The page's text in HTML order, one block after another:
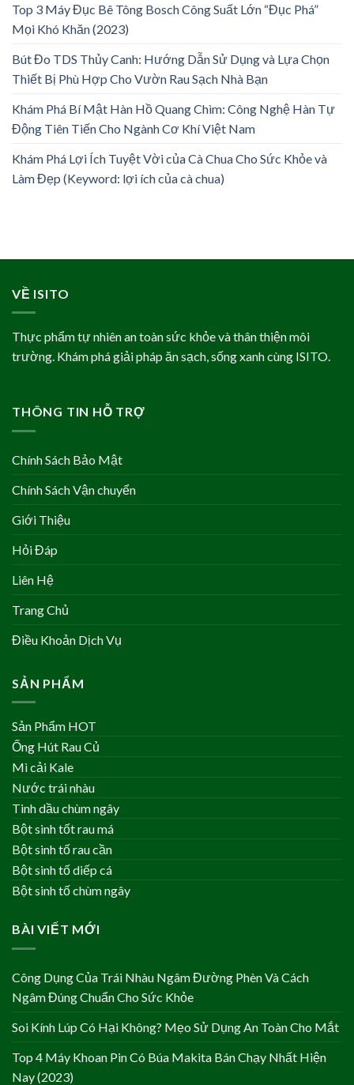
Top 3 Máy Đục Bê Tông Bosch Công Suất Lớn “Đục Phá”
Mọi Khó Khăn (2023)
Bút Đo TDS Thủy Canh: Hướng Dẫn Sử Dụng và Lựa Chọn
Thiết Bị Phù Hợp Cho Vườn Rau Sạch Nhà Bạn
Khám Phá Bí Mật Hàn Hồ Quang Chìm: Công Nghệ Hàn Tự
Động Tiên Tiến Cho Ngành Cơ Khí Việt Nam
Khám Phá Lợi Ích Tuyệt Vời của Cà Chua Cho Sức Khỏe và
Làm Đẹp (Keyword: lợi ích của cà chua)
VỀ ISITO
Thực phẩm tự nhiên an toàn sức khỏe và thân thiện môi
trường. Khám phá giải pháp ăn sạch, sống xanh cùng ISITO.
THÔNG TIN HỖ TRỢ
Chính Sách Bảo Mật
Chính Sách Vận chuyển
Giới Thiệu
Hỏi Đáp
Liên Hệ
Trang Chủ
Điều Khoản Dịch Vụ
SẢN PHẨM
Sản Phẩm HOT
Ống Hút Rau Củ
Mì cải Kale
Nước trái nhàu
Tinh dầu chùm ngây
Bột sinh tốt rau má
Bột sinh tố rau cần
Bột sinh tố diếp cá
Bột sinh tố chùm ngây
BÀI VIẾT MỚI
Công Dụng Của Trái Nhàu Ngâm Đường Phèn Và Cách
Ngâm Đúng Chuẩn Cho Sức Khỏe
Soi Kính Lúp Có Hại Không? Mẹo Sử Dụng An Toàn Cho Mắt
Top 4 Máy Khoan Pin Có Búa Makita Bán Chạy Nhất Hiện
Nay (2023)